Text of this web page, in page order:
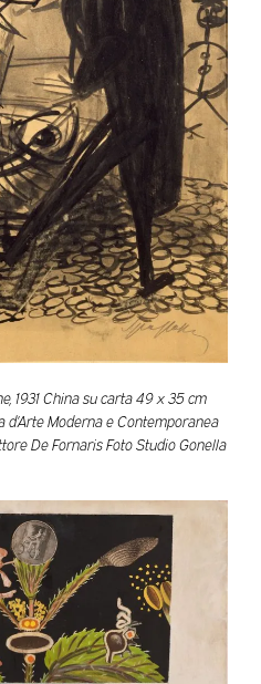
1931 China su carta 49 x 35 cm
d’Arte Moderna e Contemporanea
De Fornaris Foto Studio Gonella